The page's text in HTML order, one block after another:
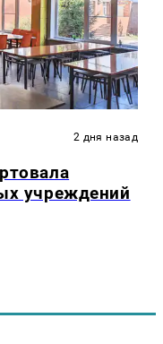
2 дня назад
учреждений